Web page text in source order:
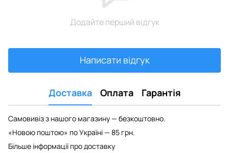
Додайте перший відгук
Написати відгук
Доставка Оплата Гарантія
Самовивіз з нашого магазину — безкоштовно.
«Новою поштою» по Україні — 85 грн.
Більше інформації про доставку